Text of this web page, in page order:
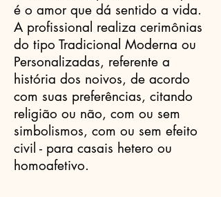
é o amor que dá sentido a vida.
A profissional realiza cerimônias
do tipo Tradicional Moderna ou
Personalizadas, referente a
história dos noivos, de acordo
com suas preferências, citando
religião ou não, com ou sem
simbolismos, com ou sem efeito
civil - para casais hetero ou
homoafetivo.